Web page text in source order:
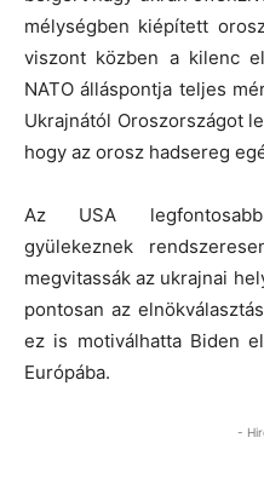
mélységben kiépített
viszont közben a kilenc
NATO álláspontja teljes
Ukrajnától Oroszországot
hogy az orosz hadsereg
Az USA
gyülekeznek
megvitassák az ukrajnai
pontosan az
ez is motiválhatta Biden
Európába.
-